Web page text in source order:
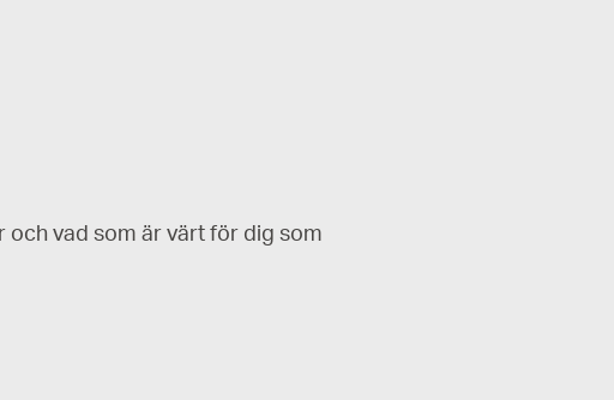
vad som är värt för dig som